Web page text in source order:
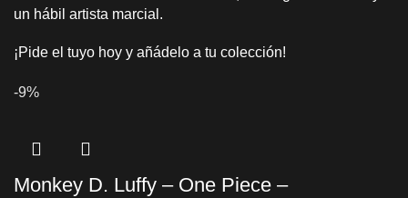
un hábil artista marcial.
¡Pide el tuyo hoy y añádelo a tu colección!
-9%
Monkey D. Luffy – One Piece –